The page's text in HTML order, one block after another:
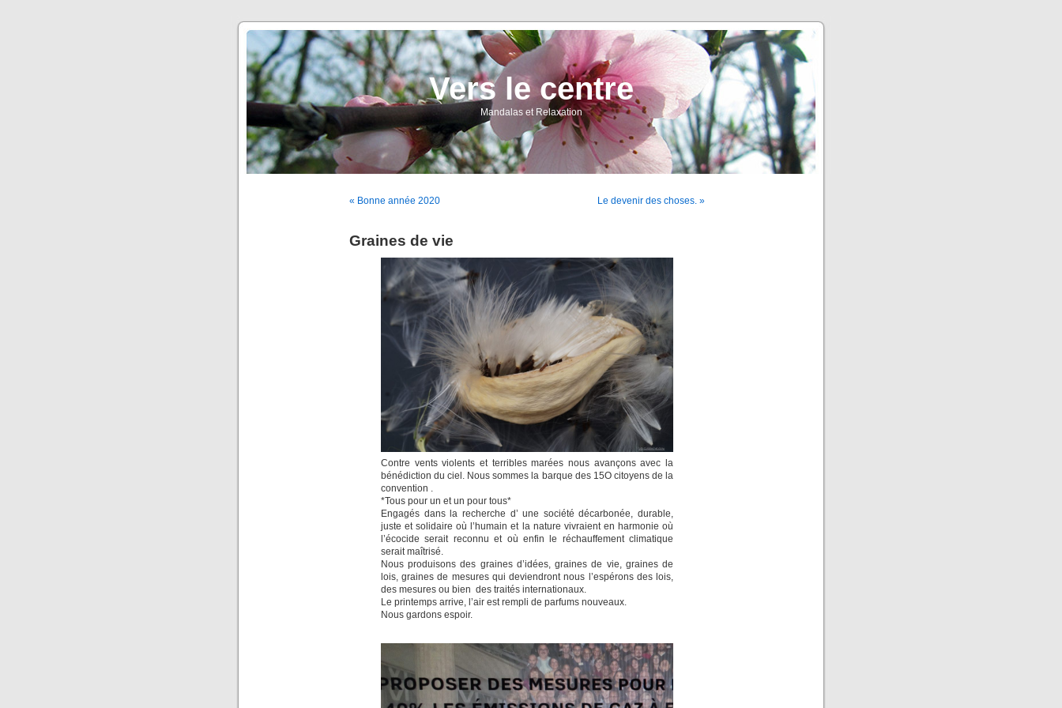
Vers le centre
Mandalas et Relaxation
« Bonne année 2020 Le devenir des choses. »
Graines de vie
Contre vents violents et terribles marées nous avançons avec la
bénédiction du ciel. Nous sommes la barque des 15O citoyens de la
convention .
*Tous pour un et un pour tous*
Engagés dans la recherche d’ une société décarbonée, durable,
juste et solidaire où l’humain et la nature vivraient en harmonie où
l’écocide serait reconnu et où enfin le réchauffement climatique
serait maîtrisé.
Nous produisons des graines d’idées, graines de vie, graines de
lois, graines de mesures qui deviendront nous l’espérons des lois,
des mesures ou bien des traités internationaux.
Le printemps arrive, l’air est rempli de parfums nouveaux.
Nous gardons espoir.